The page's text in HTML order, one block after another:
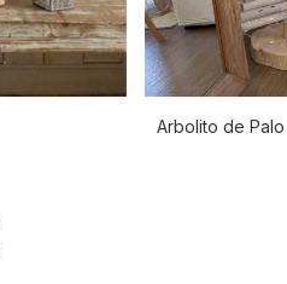
Arbolito de Palo